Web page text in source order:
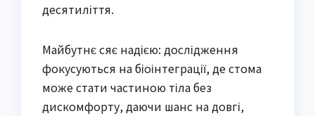
десятиліття.
Майбутнє сяє надією: дослідження
фокусуються на біоінтеграції, де стома
може стати частиною тіла без
дискомфорту, даючи шанс на довгі,